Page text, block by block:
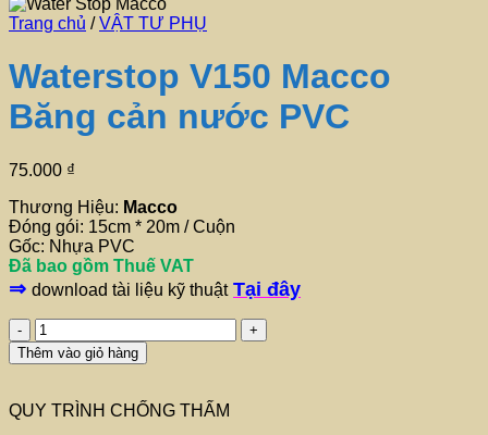
Trang chủ / VẬT TƯ PHỤ
Waterstop V150 Macco
Băng cản nước PVC
75.000 ₫
Thương Hiệu: Macco
Đóng gói: 15cm * 20m / Cuộn
Gốc: Nhựa PVC
Đã bao gồm Thuế VAT
⇒ download tài liệu kỹ thuật Tại đây
Waterstop
V150
Macco
cản
Thêm vào giỏ hàng
QUY TRÌNH CHỐNG THẤM